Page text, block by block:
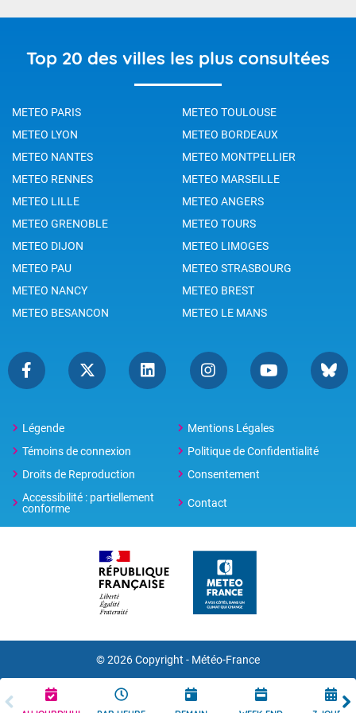
Top 20 des villes les plus consultées
METEO PARIS
METEO TOULOUSE
METEO LYON
METEO BORDEAUX
METEO NANTES
METEO MONTPELLIER
METEO RENNES
METEO MARSEILLE
METEO LILLE
METEO ANGERS
METEO GRENOBLE
METEO TOURS
METEO DIJON
METEO LIMOGES
METEO PAU
METEO STRASBOURG
METEO NANCY
METEO BREST
METEO BESANCON
METEO LE MANS
Légende
Mentions Légales
Témoins de connexion
Politique de Confidentialité
Droits de Reproduction
Consentement
Accessibilité : partiellement
conforme
Contact
© 2026 Copyright - Météo-France